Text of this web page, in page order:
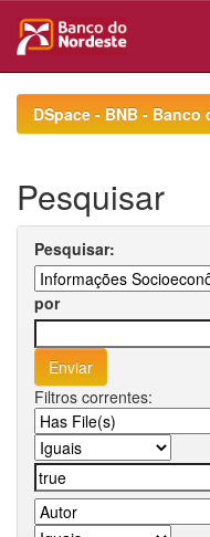
navigationDSpace - BNB -
Pesquisar
Pesquisar:
por
Filtros correntes: